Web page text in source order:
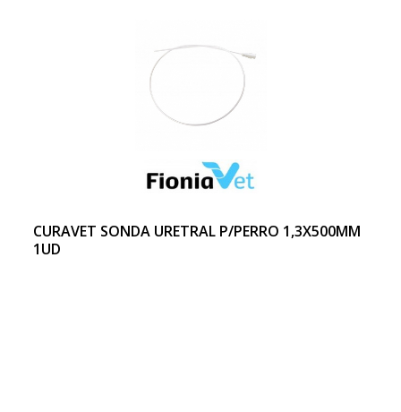
CURAVET SONDA URETRAL P/PERRO 1,3X500MM
1UD